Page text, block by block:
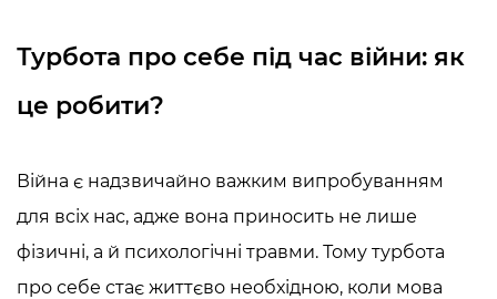
Турбота про себе під час війни: як
це робити?
Війна є надзвичайно важким випробуванням
для всіх нас, адже вона приносить не лише
фізичні, а й психологічні травми. Тому турбота
про себе стає життєво необхідною, коли мова